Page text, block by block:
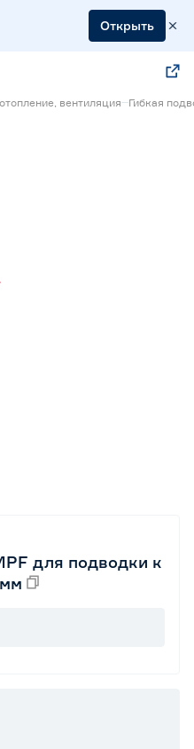
Открыть
вентиляция Гибкая
для подводки к